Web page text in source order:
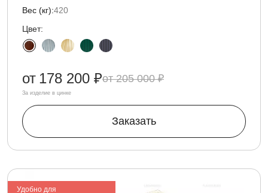
Вес (кг):420
Цвет:
205 000 ₽
от 178 200 ₽
За изделие в цинке
Заказать
Удобно для